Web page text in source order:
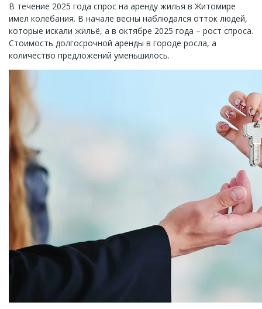
В течение 2025 года спрос на аренду жилья в Житомире
имел колебания. В начале весны наблюдался отток людей,
которые искали жильё, а в октябре 2025 года – рост спроса.
Стоимость долгосрочной аренды в городе росла, а
количество предложений уменьшилось.